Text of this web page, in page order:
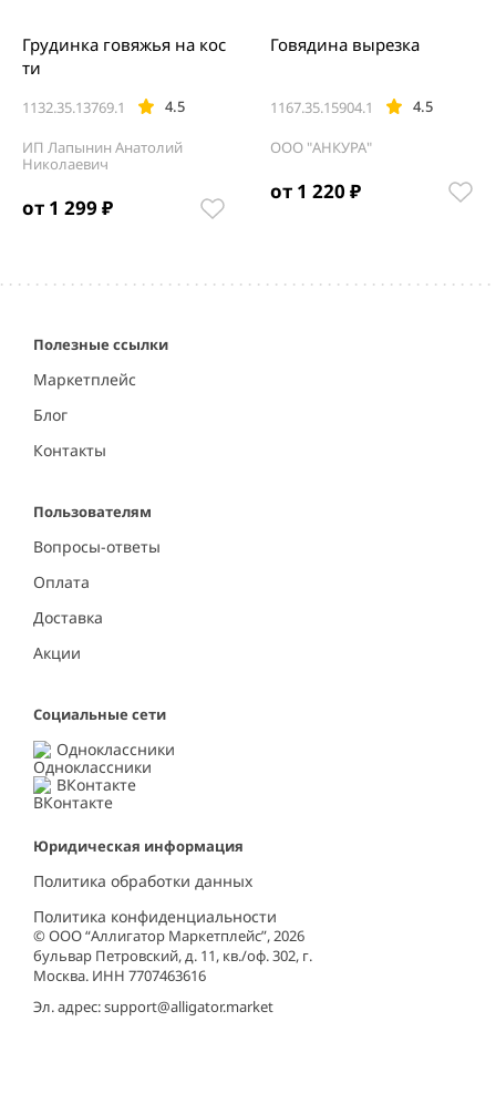
от 1 299 ₽
1132.35.13769.1 4.5
Грудинка говяжья на кос
ти
ИП Лапынин Анатолий
Николаевич
от 1 220 ₽
1167.35.15904.1 4.5
Говядина вырезка
ООО "АНКУРА"
5
Полезные ссылки
Маркетплейс
Блог
Контакты
Пользователям
Вопросы-ответы
Оплата
Доставка
Акции
Социальные сети
Одноклассники
ВКонтакте
Юридическая информация
Политика обработки данных
Политика конфиденциальности
© ООО “Аллигатор Маркетплейс”, 2026
бульвар Петровский, д. 11, кв./оф. 302, г.
Москва. ИНН 7707463616
Эл. адрес:support@alligator.market